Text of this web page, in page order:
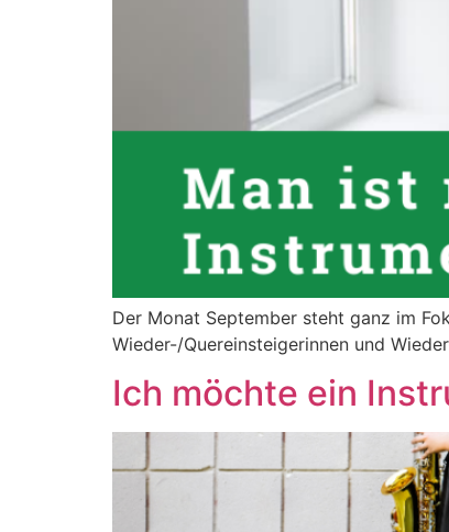
Der Monat September steht ganz im
Wieder-/Quereinsteigerinnen und
Ich möchte ein